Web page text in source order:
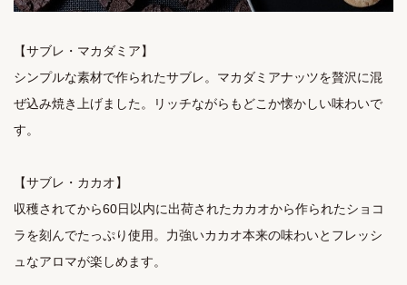
【サブレ・マカダミア】
シンプルな素材で作られたサブレ。マカダミアナッツを贅沢に混
ぜ込み焼き上げました。リッチながらもどこか懐かしい味わいで
す。
【サブレ・カカオ】
収穫されてから60日以内に出荷されたカカオから作られたショコ
ラを刻んでたっぷり使用。力強いカカオ本来の味わいとフレッシ
ュなアロマが楽しめます。